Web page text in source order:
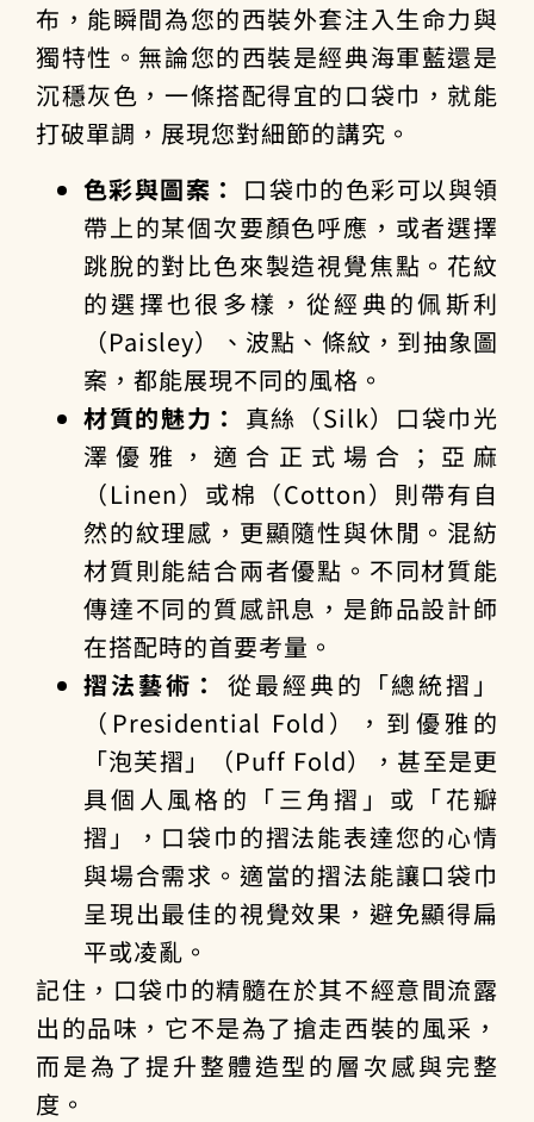
布，能瞬間為您的西裝外套注入生命力與
獨特性。無論您的西裝是經典海軍藍還是
沉穩灰色，一條搭配得宜的口袋巾，就能
打破單調，展現您對細節的講究。
色彩與圖案： 口袋巾的色彩可以與領
帶上的某個次要顏色呼應，或者選擇
跳脫的對比色來製造視覺焦點。花紋
的選擇也很多樣，從經典的佩斯利
（Paisley）、波點、條紋，到抽象圖
案，都能展現不同的風格。
材質的魅力： 真絲（Silk）口袋巾光
澤優雅，適合正式場合；亞麻
（Linen）或棉（Cotton）則帶有自
然的紋理感，更顯隨性與休閒。混紡
材質則能結合兩者優點。不同材質能
傳達不同的質感訊息，是飾品設計師
在搭配時的首要考量。
摺法藝術：
從最經典的「總統摺」
（Presidential Fold），到優雅的
「泡芙摺」（Puff Fold），甚至是更
具個人風格的「三角摺」或「花瓣
摺」，口袋巾的摺法能表達您的心情
與場合需求。適當的摺法能讓口袋巾
呈現出最佳的視覺效果，避免顯得扁
平或凌亂。
記住，口袋巾的精髓在於其不經意間流露
出的品味，它不是為了搶走西裝的風采，
而是為了提升整體造型的層次感與完整
度。